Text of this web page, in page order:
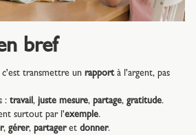
bref
c'est transmettre un rapportà l'argent, pas
: travail, juste mesure, partage, gratitude.
surtout par l'exemple.
, gérer, partageret donner.